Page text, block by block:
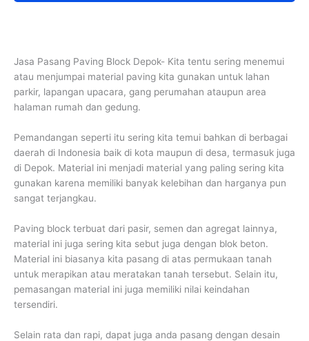
Jasa Pasang Paving Block Depok- Kita tentu sering menemui
atau menjumpai material paving kita gunakan untuk lahan
parkir, lapangan upacara, gang perumahan ataupun area
halaman rumah dan gedung.
Pemandangan seperti itu sering kita temui bahkan di berbagai
daerah di Indonesia baik di kota maupun di desa, termasuk juga
di Depok. Material ini menjadi material yang paling sering kita
gunakan karena memiliki banyak kelebihan dan harganya pun
sangat terjangkau.
Paving block terbuat dari pasir, semen dan agregat lainnya,
material ini juga sering kita sebut juga dengan blok beton.
Material ini biasanya kita pasang di atas permukaan tanah
untuk merapikan atau meratakan tanah tersebut. Selain itu,
pemasangan material ini juga memiliki nilai keindahan
tersendiri.
Selain rata dan rapi, dapat juga anda pasang dengan desain